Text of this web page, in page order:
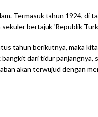
Termasuk tahun 1924, di
bertajuk ‘Republik
tahun berikutnya, maka
dari tidur
akan terwujud dengan